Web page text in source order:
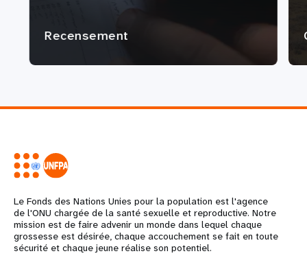
Recensement
Le Fonds des Nations Unies pour la population est l'agence
de l'ONU chargée de la santé sexuelle et reproductive. Notre
mission est de faire advenir un monde dans lequel chaque
grossesse est désirée, chaque accouchement se fait en toute
sécurité et chaque jeune réalise son potentiel.